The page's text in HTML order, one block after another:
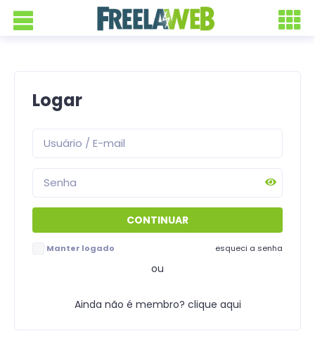
Logar
Manter logado esqueci a senha
ou
Ainda não é membro? clique aqui